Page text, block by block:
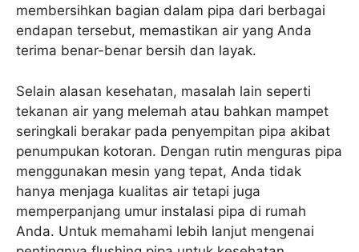
membersihkan bagian dalam pipa dari berbagai
endapan tersebut, memastikan air yang Anda
terima benar-benar bersih dan layak.
Selain alasan kesehatan, masalah lain seperti
tekanan air yang melemah atau bahkan mampet
seringkali berakar pada penyempitan pipa akibat
penumpukan kotoran. Dengan rutin menguras pipa
menggunakan mesin yang tepat, Anda tidak
hanya menjaga kualitas air tetapi juga
memperpanjang umur instalasi pipa di rumah
Anda. Untuk memahami lebih lanjut mengenai